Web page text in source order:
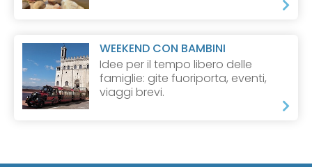
WEEKEND CON BAMBINI
Idee per il tempo libero delle
famiglie: gite fuoriporta, eventi,
viaggi brevi.